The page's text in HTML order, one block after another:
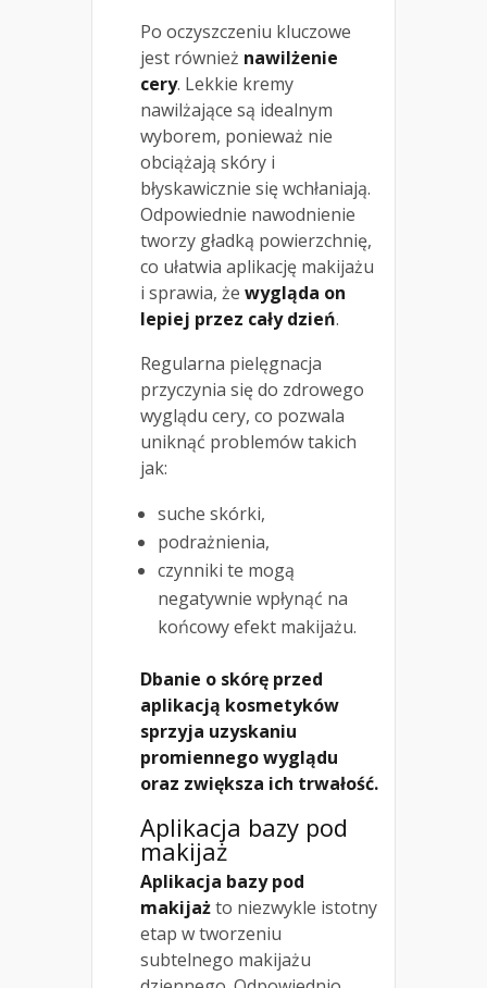
Po oczyszczeniu kluczowe
jest również nawilżenie
cery. Lekkie kremy
nawilżające są idealnym
wyborem, ponieważ nie
obciążają skóry i
błyskawicznie się wchłaniają.
Odpowiednie nawodnienie
tworzy gładką powierzchnię,
co ułatwia aplikację makijażu
i sprawia, że wygląda on
lepiej przez cały dzień.
Regularna pielęgnacja
przyczynia się do zdrowego
wyglądu cery, co pozwala
uniknąć problemów takich
jak:
suche skórki,
podrażnienia,
czynniki te mogą
negatywnie wpłynąć na
końcowy efekt makijażu.
Dbanie o skórę przed
aplikacją kosmetyków
sprzyja uzyskaniu
promiennego wyglądu
oraz zwiększa ich trwałość.
Aplikacja bazy pod
makijaż
Aplikacja bazy pod
makijażto niezwykle istotny
etap w tworzeniu
subtelnego makijażu